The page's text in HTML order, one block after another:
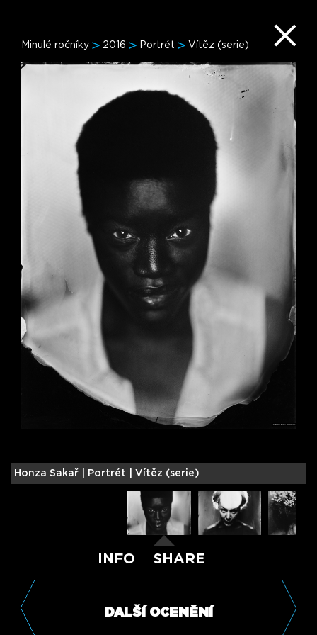
Minulé ročníky 2016 Portrét Vítěz (serie)
Honza Sakař | Portrét | Vítěz (serie)
INFO SHARE
DALŠÍ OCENĚNÍ